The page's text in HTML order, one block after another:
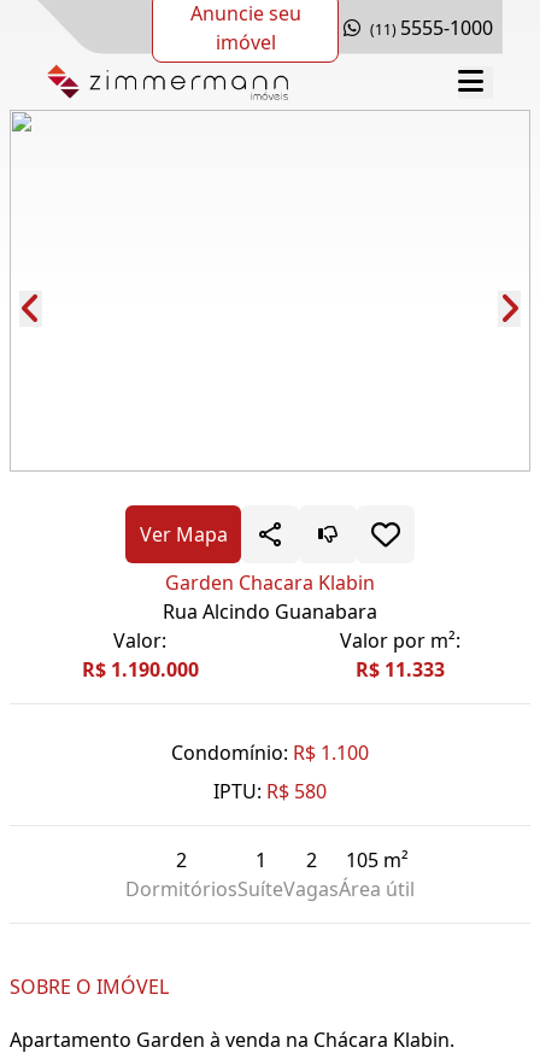
Anuncie seu
imóvel
(11) 5555-1000
Ver Mapa
Garden Chacara Klabin
Rua Alcindo Guanabara
Valor:
R$ 1.190.000
Valor por m²:
R$ 11.333
Condomínio: R$ 1.100
IPTU: R$ 580
2
Dormitórios
1
Suíte
2
Vagas
105 m²
Área útil
SOBRE O IMÓVEL
Apartamento Garden à venda na Chácara Klabin.